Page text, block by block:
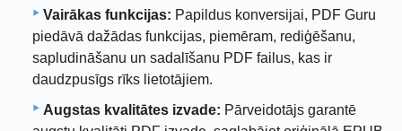
Vairākas funkcijas: Papildus konversijai, PDF Guru
piedāvā dažādas funkcijas, piemēram, rediģēšanu,
sapludināšanu un sadalīšanu PDF failus, kas ir
daudzpusīgs rīks lietotājiem.
Augstas kvalitātes izvade: Pārveidotājs garantē